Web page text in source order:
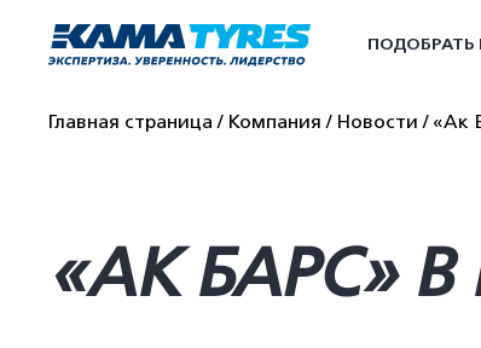
Главная страница Компания Новости «Ак
«АК БАРС»